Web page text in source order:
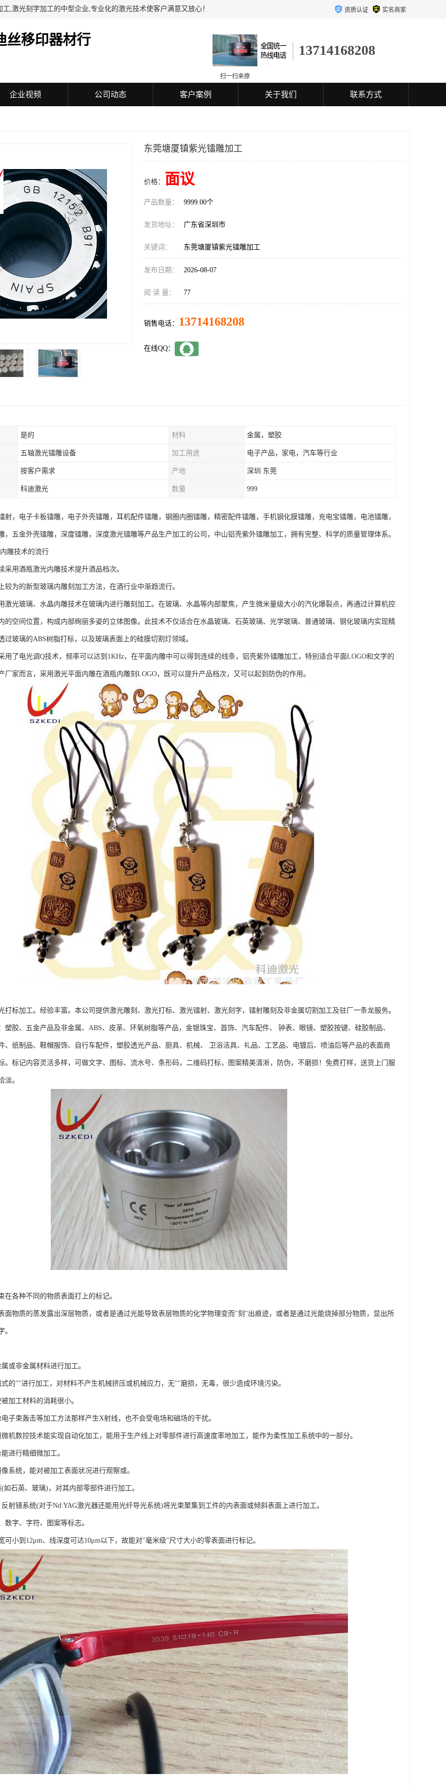
,激光刻字加工的中型企业,专业化的激光技术使客户满意又放心！ 资质认证 实名商家
丝移印器材行
13714168208
扫一扫来撩
企业视频 公司动态 客户案例 关于我们 联系方式
东莞塘厦镇紫光镭雕加工
价格： 面议
产品数量： 9999.00个
发货地址： 广东省深圳市
关键词： 东莞塘厦镇紫光镭雕加工
发布日期： 2026-08-07
阅 读 量： 77
销售电话： 13714168208
在线QQ：
是的 材料 金属，塑胶
五轴激光镭雕设备 加工用途 电子产品，家电，汽车等行业
按客户需求 产地 深圳 东莞
科迪激光 数量 999
射，电子卡板镭雕，电子外壳镭雕，耳机配件镭雕，钢圈内圈镭雕，精密配件镭雕，手机钢化膜镭雕，充电宝镭雕，电池镭雕，
，五金外壳镭雕，深度镭雕，深度激光镭雕等产品生产加工的公司，中山铝壳紫外镭雕加工，拥有完整、科学的质量管理体系。
雕技术的流行
采用酒瓶激光内雕技术提升酒品档次。
较为的新型玻璃内雕刻加工方法，在酒行业中渐趋流行。
激光玻璃、水晶内雕技术在玻璃内进行雕刻加工。在玻璃、水晶等内部聚焦，产生微米量级大小的汽化爆裂点，再通过计算机控
的空间位置，构成内部绚丽多姿的立体图像。此技术不仅适合在水晶玻璃、石英玻璃、光学玻璃、普通玻璃、钢化玻璃内实现精
过玻璃的ABS树脂打标，以及玻璃表面上的硅膜切割灯领域。
用了电光调Q技术，频率可以达到1KHz，在平面内雕中可以得到连续的线条，铝壳紫外镭雕加工，特别适合平面LOGO和文字的
厂家而言，采用激光平面内雕在酒瓶内雕刻LOGO，既可以提升产品档次，又可以起到防伪的作用。
打标加工。经验丰富。本公司提供激光雕刻、激光打标、激光镭射、激光刻字，镭射雕刻及非金属切割加工及驻厂一条龙服务。
塑胶、五金产品及非金属、ABS、皮革、环氧树脂等产品，金银珠宝、首饰、汽车配件、 钟表、眼镜、塑胶按键、硅胶制品、
、纸制品、鞋帽服饰、自行车配件，塑胶透光产品、厨具、机械、 卫浴洁具、礼品、工艺品、电镀后、喷油后等产品的表面商
。标记内容灵活多样，可做文字、图标、流水号、条形码，二维码打标，图案精美清淅，防伪，不磨损！免费打样，送货上门服
淡。
在各种不同的物质表面打上的标记。
面物质的蒸发露出深层物质，或者是通过光能导致表层物质的化学物理变而"刻"出痕迹，或者是通过光能烧掉部分物质，显出所
。
或非金属材料进行加工。
的""进行加工，对材料不产生机械挤压或机械应力，无""磨损，无毒，很少造成环境污染。
加工材料的消耗很小。
子束轰击等加工方法那样产生X射线，也不会受电场和磁场的干扰。
机数控技术能实现自动化加工，能用于生产线上对零部件进行高速度率地加工，能作为柔性加工系统中的一部分。
进行精细微加工。
系统，能对被加工表面状况进行观察或。
如石英、玻璃)，对其内部零部件进行加工。
射镜系统(对于Nd:YAG激光器还能用光纤导光系统)将光束聚集到工件的内表面或倾斜表面上进行加工。
数字、字符、图案等标志。
可小到12μm、线深度可达10μm以下，故能对"毫米级"尺寸大小的零表面进行标记。